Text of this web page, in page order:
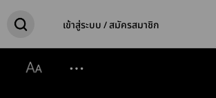
เข้าสู่ระบบ / สมัครสมาชิก